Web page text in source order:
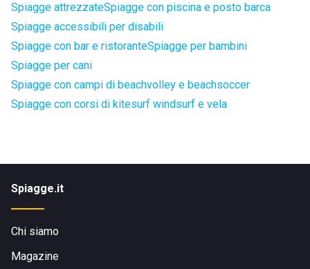
Spiagge attrezzateSpiagge con piscina e posto barca
Spiagge accessibili per disabili
Spiagge con bar e ristoranteSpiagge per bambini
Spiagge per cani
Spiagge con campi di beachvolley e beachsoccer
Spiagge con corsi di kitesurf windsurf e vela
Spiagge.it
Chi siamo
Magazine